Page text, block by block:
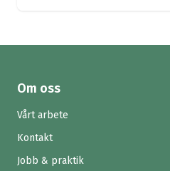
Om oss
Vårt arbete
Kontakt
Jobb & praktik